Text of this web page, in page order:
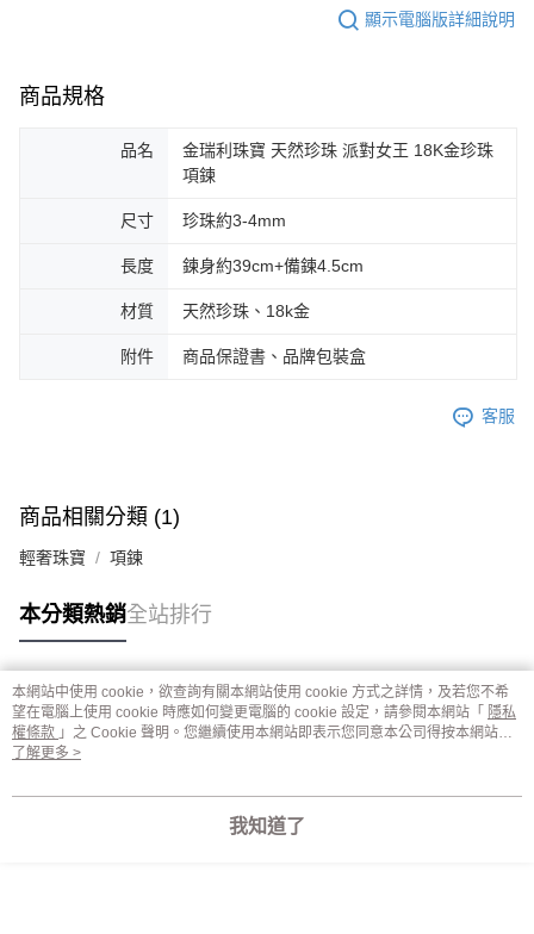
顯示電腦版詳細說明
商品規格
品名
金瑞利珠寶 天然珍珠 派對女王 18K金珍珠
項鍊
尺寸 珍珠約3-4mm
長度 鍊身約39cm+備鍊4.5cm
材質 天然珍珠、18k金
附件 商品保證書、品牌包裝盒
客服
商品相關分類 (1)
輕奢珠寶 項鍊
本分類熱銷全站排行
熱門標籤
本網站中使用 cookie，欲查詢有關本網站使用 cookie 方式之詳情，及若您不希
望在電腦上使用 cookie 時應如何變更電腦的 cookie 設定，請參閱本網站「 隱私
權條款 」之 Cookie 聲明。您繼續使用本網站即表示您同意本公司得按本網站使
用條款之 Cookie 聲明使用 cookie。
了解更多 >
我知道了